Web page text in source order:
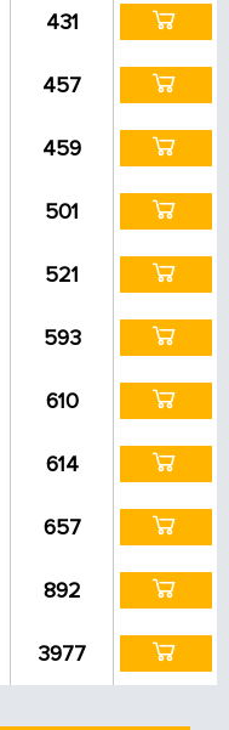
431
457
459
501
521
593
610
614
657
892
3977